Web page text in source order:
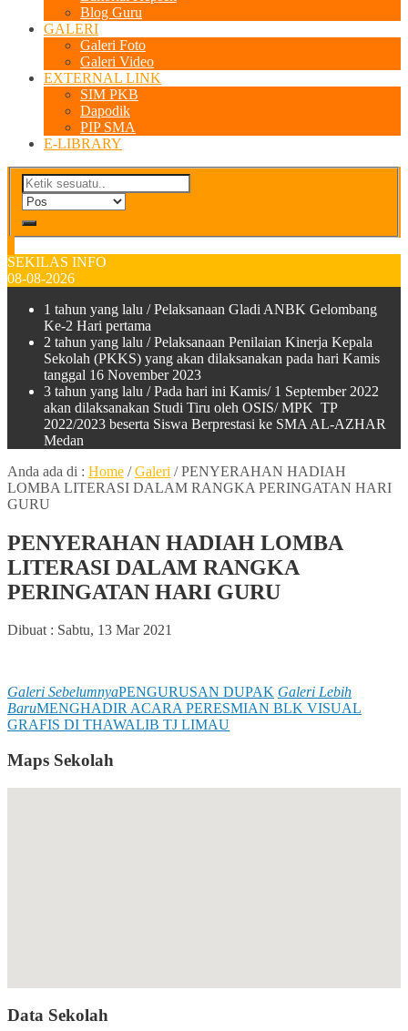
Blog Guru
GALERI
Galeri Foto
Galeri Video
EXTERNAL LINK
SIM PKB
Dapodik
PIP SMA
E-LIBRARY
SEKILAS INFO
08-08-2026
1 tahun yang lalu / Pelaksanaan Gladi ANBK Gelombang
Ke-2 Hari pertama
2 tahun yang lalu / Pelaksanaan Penilaian Kinerja Kepala
Sekolah (PKKS) yang akan dilaksanakan pada hari Kamis
tanggal 16 November 2023
3 tahun yang lalu / Pada hari ini Kamis/ 1 September 2022
akan dilaksanakan Studi Tiru oleh OSIS/ MPK TP
2022/2023 beserta Siswa Berprestasi ke SMA AL-AZHAR
Medan
Anda ada di : Home /Galeri /PENYERAHAN HADIAH
LOMBA LITERASI DALAM RANGKA PERINGATAN HARI
GURU
PENYERAHAN HADIAH LOMBA
LITERASI DALAM RANGKA
PERINGATAN HARI GURU
Dibuat : Sabtu, 13 Mar 2021
Galeri SebelumnyaPENGURUSAN DUPAK Galeri Lebih
BaruMENGHADIR ACARA PERESMIAN BLK VISUAL
GRAFIS DI THAWALIB TJ LIMAU
Maps Sekolah
Data Sekolah